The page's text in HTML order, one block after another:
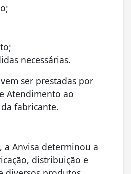
necessárias.
ser prestadas por
Atendimento ao
da fabricante.
a Anvisa determinou a
distribuição e